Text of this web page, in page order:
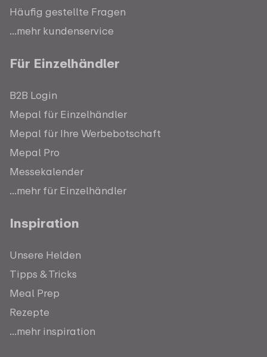
Häufig gestellte Fragen
...mehr kundenservice
Für Einzelhändler
B2B Login
Mepal für Einzelhändler
Mepal für Ihre Werbebotschaft
Mepal Pro
Messekalender
...mehr für Einzelhändler
Inspiration
Unsere Helden
Tipps & Tricks
Meal Prep
Rezepte
...mehr inspiration